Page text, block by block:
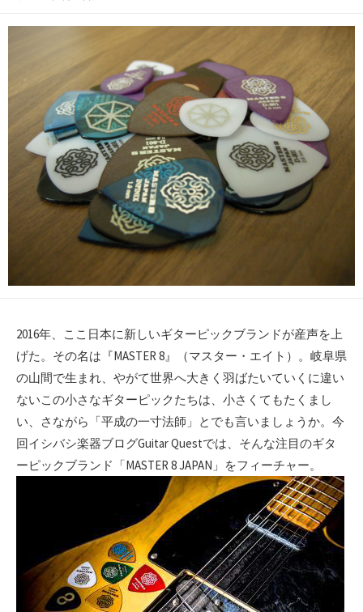
日
2016年、ここ日本に新しいギターピックブランドが産声を上
げた。その名は『MASTER 8』（マスター・エイト）。岐阜県
の山間で生まれ、やがて世界へ大きく羽ばたいていくに違い
ないこの小さなギターピックたちは、小さくてもたくまし
い、さながら「平成の一寸法師」とでも言いましょうか。今
回イシバシ楽器ブログGuitar Questでは、そんな注目のギタ
ーピックブランド「MASTER 8 JAPAN」をフィーチャー。